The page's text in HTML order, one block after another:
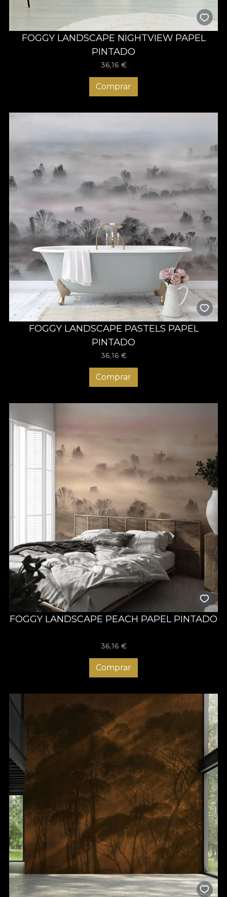
FOGGY LANDSCAPE NIGHTVIEW PAPEL
PINTADO
36,16 €
Comprar
FOGGY LANDSCAPE PASTELS PAPEL
PINTADO
36,16 €
Comprar
FOGGY LANDSCAPE PEACH PAPEL PINTADO
36,16 €
Comprar